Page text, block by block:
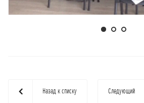
Назад к списку Следующий